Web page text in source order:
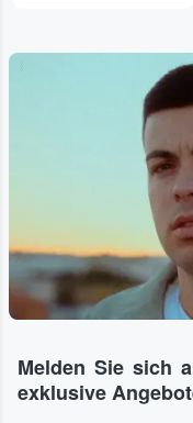
...
Melden Sie sich
exklusive